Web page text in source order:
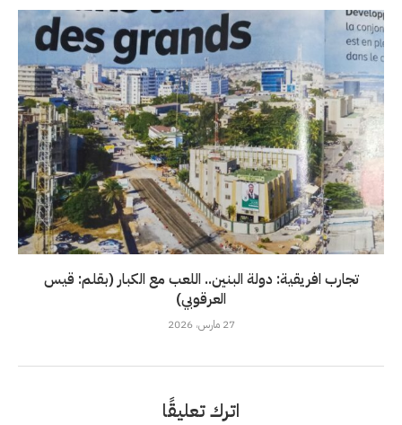
تجارب افريقية: دولة البنين.. اللعب مع الكبار (بقلم: قيس
العرقوبي)
27 مارس، 2026
اترك تعليقًا